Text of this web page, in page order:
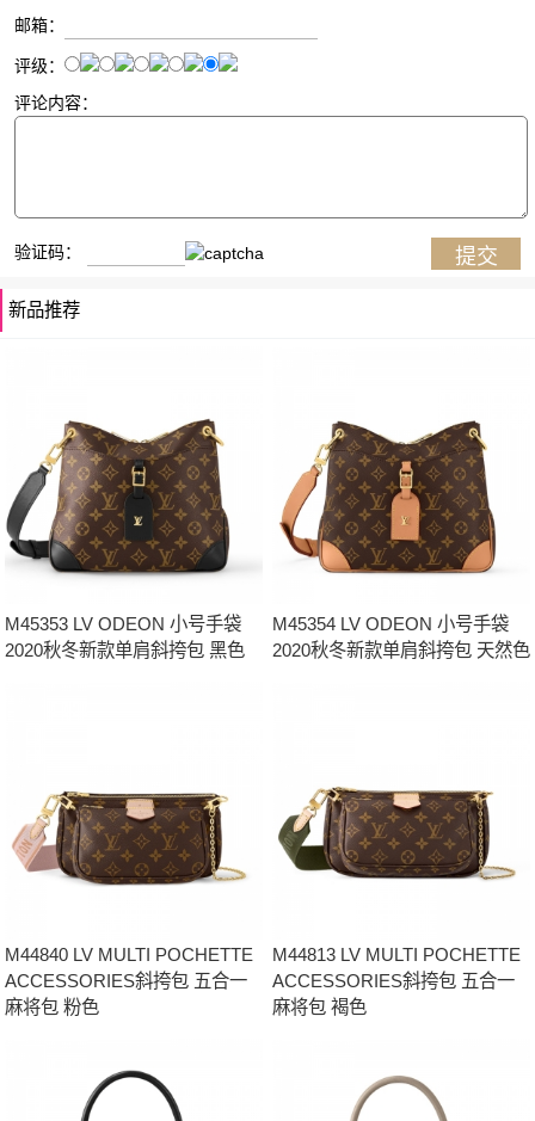
邮箱：
评级：
评论内容：
验证码：
新品推荐
M45353 LV ODEON 小号手袋
2020秋冬新款单肩斜挎包 黑色
M45354 LV ODEON 小号手袋
2020秋冬新款单肩斜挎包 天然色
M44840 LV MULTI POCHETTE
ACCESSORIES斜挎包 五合一
麻将包 粉色
M44813 LV MULTI POCHETTE
ACCESSORIES斜挎包 五合一
麻将包 褐色